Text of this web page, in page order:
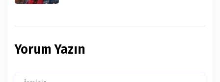
Yorum Yazın